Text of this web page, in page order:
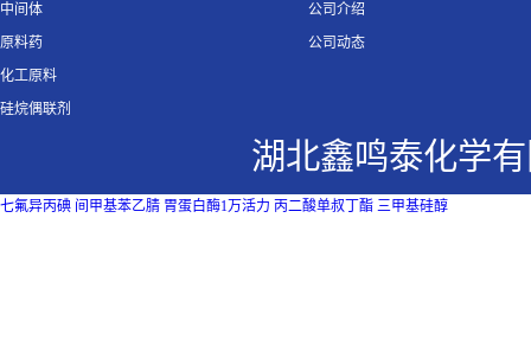
中间体
原料药
化工原料
硅烷偶联剂
公司介绍
公司动态
湖北鑫鸣泰化学
七氟异丙碘 间甲基苯乙腈 胃蛋白酶1万活力 丙二酸单叔丁酯 三甲基硅醇